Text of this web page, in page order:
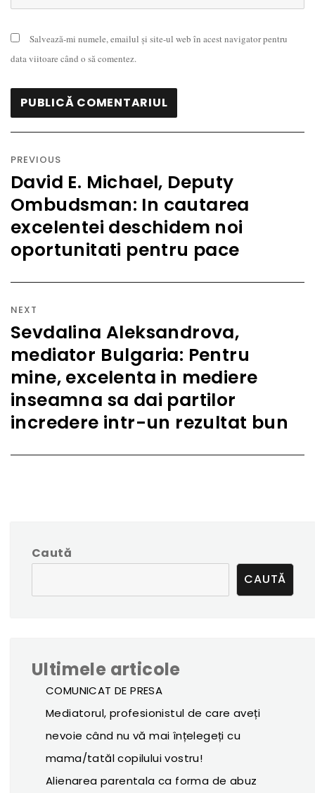
Salvează-mi numele, emailul și site-ul web în acest navigator pentru
data viitoare când o să comentez.
în
articole
PREVIOUS
Previous
post:
David E. Michael, Deputy
Ombudsman: In cautarea
excelentei deschidem noi
oportunitati pentru pace
NEXT
Next
post:
Sevdalina Aleksandrova,
mediator Bulgaria: Pentru
mine, excelenta in mediere
inseamna sa dai partilor
incredere intr-un rezultat bun
Caută
CAUTĂ
Ultimele articole
COMUNICAT DE PRESA
Mediatorul, profesionistul de care aveți
nevoie când nu vă mai înțelegeți cu
mama/tatăl copilului vostru!
Alienarea parentala ca forma de abuz